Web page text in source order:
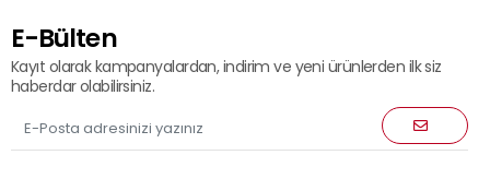
E-Bülten
Kayıt olarak kampanyalardan, indirim ve yeni ürünlerden ilk siz
haberdar olabilirsiniz.